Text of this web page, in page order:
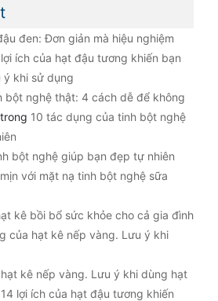
đen: Đơn giản mà hiệu nghiệm
ích của hạt đậu tương khiến bạn
ý khi sử dụng
bột nghệ thật: 4 cách dễ để không
trong 10 tác dụng của tinh bột nghệ
bột nghệ giúp bạn đẹp tự nhiên
với mặt nạ tinh bột nghệ sữa
kê bồi bổ sức khỏe cho cả gia đình
của hạt kê nếp vàng. Lưu ý khi
kê nếp vàng. Lưu ý khi dùng hạt
lợi ích của hạt đậu tương khiến